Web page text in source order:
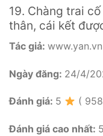
19. Chàng trai
thân, cái kết
Tác giả: www.yan.vn
Ngày đăng: 24/4/
Đánh giá: 5 (
Đánh giá cao nhất: 5